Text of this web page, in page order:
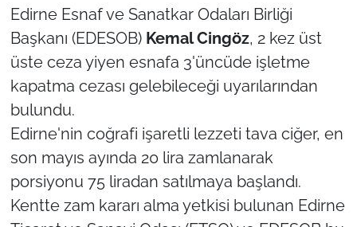
Edirne Esnaf ve Sanatkar Odaları Birliği
Başkanı (EDESOB) Kemal Cingöz, 2 kez üst
üste ceza yiyen esnafa 3'üncüde işletme
kapatma cezası gelebileceği uyarılarından
bulundu.
Edirne'nin coğrafi işaretli lezzeti tava ciğer, en
son mayıs ayında 20 lira zamlanarak
porsiyonu 75 liradan satılmaya başlandı.
Kentte zam kararı alma yetkisi bulunan Edirne
Bölge
Güvenlik
Genel
Politika
Flaş Haber